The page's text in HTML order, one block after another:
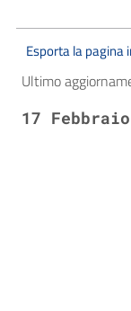
Esporta la pagina
Ultimo
17